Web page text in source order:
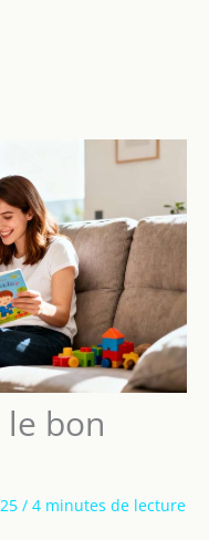
bon
/ 4 minutes de lecture